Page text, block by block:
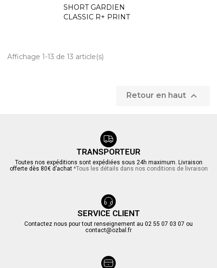
SHORT GARDIEN
CLASSIC R+ PRINT
Affichage 1-13 de 13 article(s)
Retour en haut 
TRANSPORTEUR
Toutes nos expéditions sont expédiées sous 24h maximum. Livraison
offerte dès 80€ d’achat *Tous les détails dans nos conditions de livraison
SERVICE CLIENT
Contactez nous pour tout renseignement au 02 55 07 03 07 ou
contact@ozbal.fr